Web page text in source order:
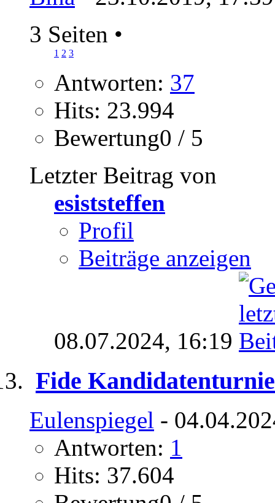
3 Seiten •
1 2 3
Antworten: 37
Hits: 23.994
Bewertung0 / 5
Letzter Beitrag von
esiststeffen
Profil
Beiträge anzeigen
08.07.2024, 16:19
Fide
Eulenspiegel -
Antworten: 1
Hits: 37.604